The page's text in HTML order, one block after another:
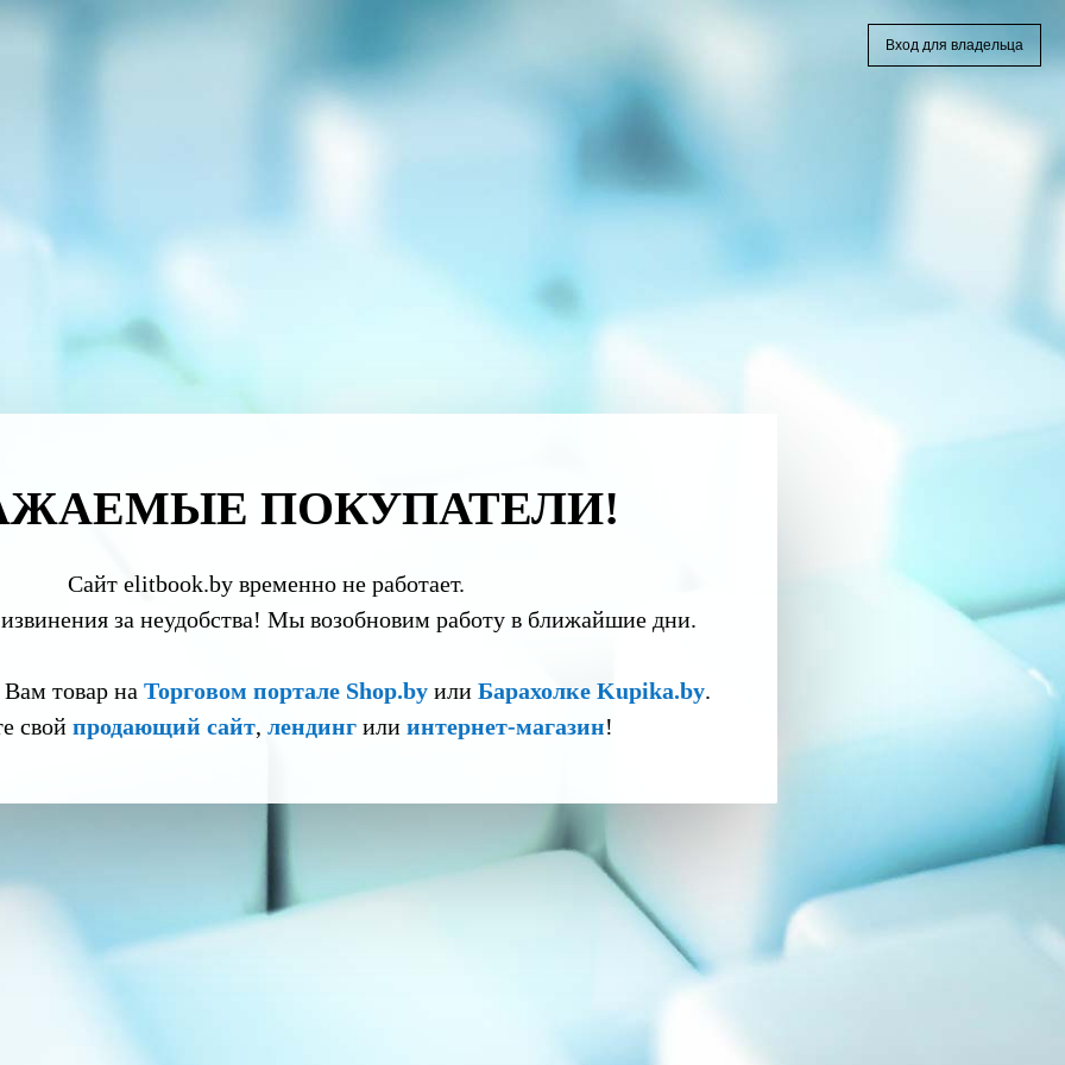
ПОКУПАТЕЛИ!
Сайт elitbook.by временно не работает.
за неудобства! Мы возобновим работу в ближайшие дни.
товар на Торговом портале Shop.byили Барахолке Kupika.by.
свой продающий сайт, лендингили интернет-магазин!
Вход для владельца